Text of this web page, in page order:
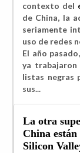
contexto del
de China, la
seriamente
uso de redes
El año
ya
listas negras
sus...
La otra
China
Silicon